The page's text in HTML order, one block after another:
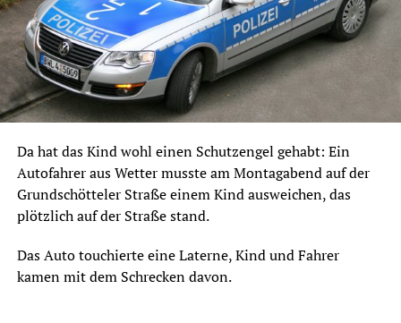
Da hat das Kind wohl einen Schutzengel gehabt: Ein
Autofahrer aus Wetter musste am Montagabend auf der
Grundschötteler Straße einem Kind ausweichen, das
plötzlich auf der Straße stand.
Das Auto touchierte eine Laterne, Kind und Fahrer
kamen mit dem Schrecken davon.